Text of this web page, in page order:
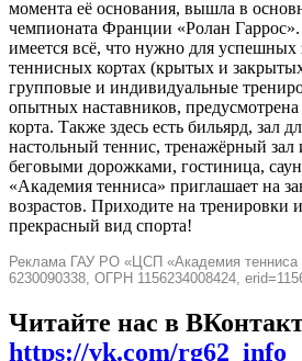
момента её основания, вышла в
чемпионата Франции «Ролан
имеется всё, что нужно для успешных
теннисных кортах (крытых и
групповые и индивидуальные
опытных наставников,
корта. Также здесь есть бильярд, зал
настольный теннис, тренажёрный зал
беговыми дорожками, гостиница,
«Академия тенниса» приглашает на
возрастов. Приходите на тренировки
прекрасный вид спорта!
Реклама ГАУ РО «ЦСП «Академия
6230090338, ОГРН 1156234008424,
Читайте нас в
https://vk.com/rg62_info